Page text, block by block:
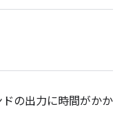
の出力に時間がかか